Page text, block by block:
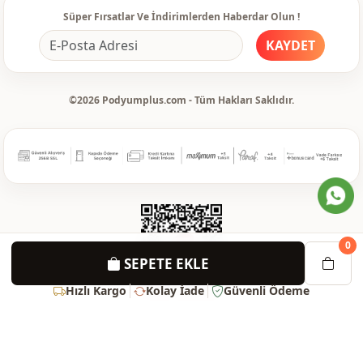
SEPETE EKLE
0
Hızlı Kargo Kolay İade Güvenli Ödeme
Süper Fırsatlar Ve İndirimlerden Haberdar Olun !
KAYDET
©2026 Podyumplus.com - Tüm Hakları Saklıdır.